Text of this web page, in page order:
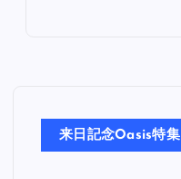
来日記念Oasis特集